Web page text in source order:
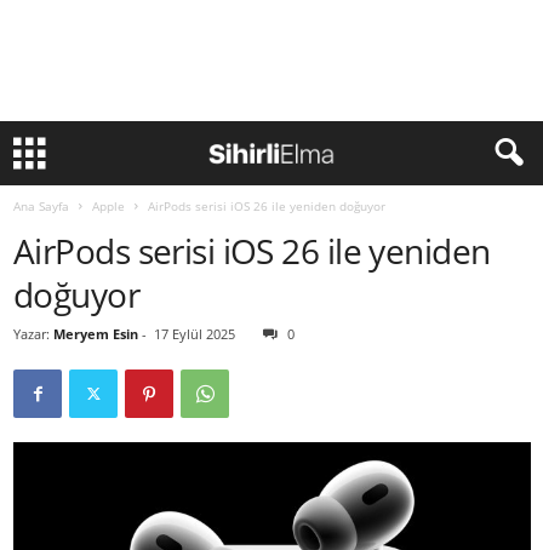
Ana Sayfa Apple AirPods serisi iOS 26 ile yeniden doğuyor
AirPods serisi iOS 26 ile yeniden
doğuyor
Yazar: Meryem Esin - 17 Eylül 2025 0